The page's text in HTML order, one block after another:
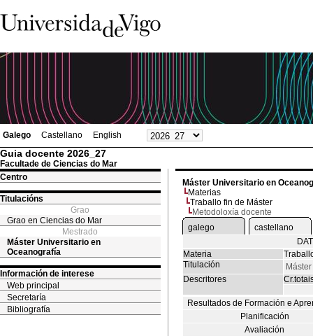
Galego Castellano English
Guia docente 2026_27
Facultade de Ciencias do Mar
Centro
Titulacións
Grao
Grao en Ciencias do Mar
Mestrado
Máster Universitario en
Oceanografía
Información de interese
Web principal
Secretaría
Bibliografía
Máster Universitario en
Materias
Traballo fin de Máster
Metodoloxía docente
galego
castellano
Materia
Titulación
Descritores
Resultados de Formación e
Planificación
Avaliación